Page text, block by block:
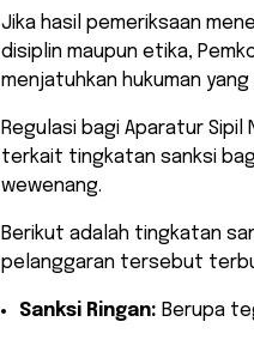
​Jika hasil pemeriksaan
disiplin maupun etika,
menjatuhkan hukuman
Regulasi bagi Aparatur
terkait tingkatan sanksi
wewenang.
​Berikut adalah tingkatan
pelanggaran tersebut
Sanksi Ringan: Berupa